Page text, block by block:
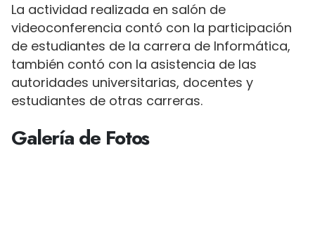
La actividad realizada en salón de
videoconferencia contó con la participación
de estudiantes de la carrera de Informática,
también contó con la asistencia de las
autoridades universitarias, docentes y
estudiantes de otras carreras.
Galería de Fotos